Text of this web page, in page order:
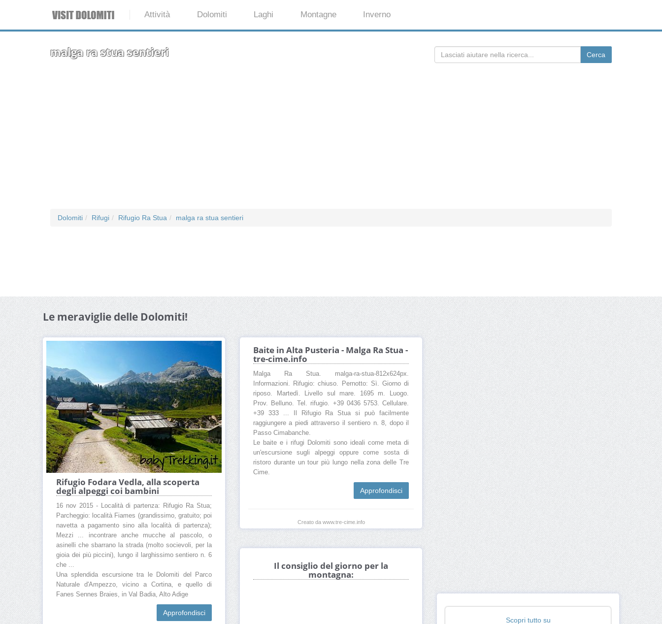
Attività Dolomiti Laghi Montagne Inverno
malga ra stua sentieri
Dolomiti Rifugi Rifugio Ra Stua malga ra stua sentieri
Le meraviglie delle Dolomiti!
Rifugio Fodara Vedla, alla scoperta
degli alpeggi coi bambini
16 nov 2015 - Località di partenza: Rifugio Ra Stua;
Parcheggio: località Fiames (grandissimo, gratuito; poi
navetta a pagamento sino alla località di partenza);
Mezzi ... incontrare anche mucche al pascolo, o
asinelli che sbarrano la strada (molto socievoli, per la
gioia dei più piccini), lungo il larghissimo sentiero n. 6
che ...
Una splendida escursione tra le Dolomiti del Parco
Naturale d'Ampezzo, vicino a Cortina, e quello di
Fanes Sennes Braies, in Val Badia, Alto Adige
Approfondisci
Baite in Alta Pusteria - Malga Ra Stua -
tre-cime.info
Malga Ra Stua. malga-ra-stua-812x624px.
Informazioni. Rifugio: chiuso. Pernotto: Sì. Giorno di
riposo. Martedì. Livello sul mare. 1695 m. Luogo.
Prov. Belluno. Tel. rifugio. +39 0436 5753. Cellulare.
+39 333 ... Il Rifugio Ra Stua si può facilmente
raggiungere a piedi attraverso il sentiero n. 8, dopo il
Passo Cimabanche.
Le baite e i rifugi Dolomiti sono ideali come meta di
un'escursione sugli alpeggi oppure come sosta di
ristoro durante un tour più lungo nella zona delle Tre
Cime.
Approfondisci
Creato da www.tre-cime.info
Scopri tutto su
Il consiglio del giorno per la
montagna: